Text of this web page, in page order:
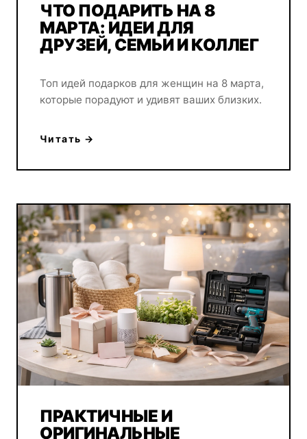
ЧТО ПОДАРИТЬ НА 8
МАРТА: ИДЕИ ДЛЯ
ДРУЗЕЙ, СЕМЬИ И КОЛЛЕГ
Топ идей подарков для женщин на 8 марта,
которые порадуют и удивят ваших близких.
Читать →
ПРАКТИЧНЫЕ И
ОРИГИНАЛЬНЫЕ